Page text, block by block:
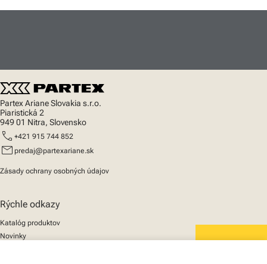
Partex Ariane Slovakia s.r.o.
Piaristická 2
949 01 Nitra, Slovensko
call +421 915 744 852
mail predaj@partexariane.sk
Zásady ochrany osobných údajov
Rýchle odkazy
Katalóg produktov
Novinky